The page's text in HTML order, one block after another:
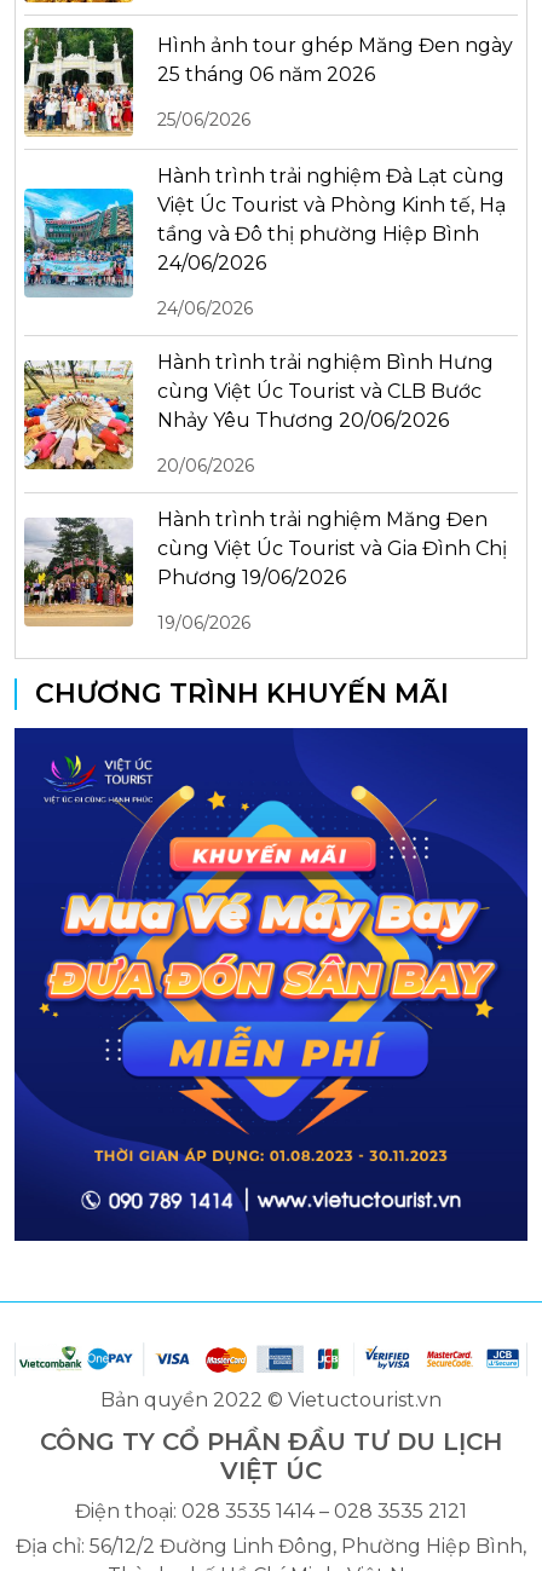
Hình ảnh tour ghép Măng Đen ngày
25 tháng 06 năm 2026
25/06/2026
Hành trình trải nghiệm Đà Lạt cùng
Việt Úc Tourist và Phòng Kinh tế, Hạ
tầng và Đô thị phường Hiệp Bình
24/06/2026
24/06/2026
Hành trình trải nghiệm Bình Hưng
cùng Việt Úc Tourist và CLB Bước
Nhảy Yêu Thương 20/06/2026
20/06/2026
Hành trình trải nghiệm Măng Đen
cùng Việt Úc Tourist và Gia Đình Chị
Phương 19/06/2026
19/06/2026
CHƯƠNG TRÌNH KHUYẾN MÃI
Bản quyền 2022 © Vietuctourist.vn
CÔNG TY CỔ PHẦN ĐẦU TƯ DU LỊCH
VIỆT ÚC
Điện thoại: 028 3535 1414 – 028 3535 2121
Địa chỉ: 56/12/2 Đường Linh Đông, Phường Hiệp Bình,